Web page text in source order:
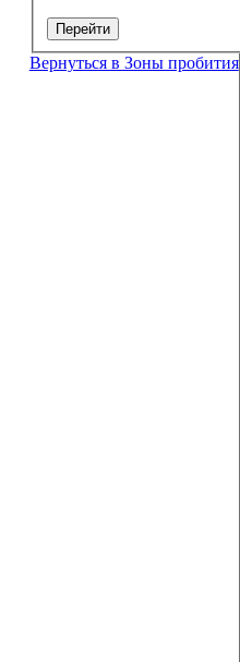
Перейти
Вернуться в Зоны пробития